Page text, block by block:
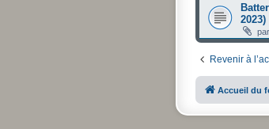
2023)
par
Revenir à
Accueil du